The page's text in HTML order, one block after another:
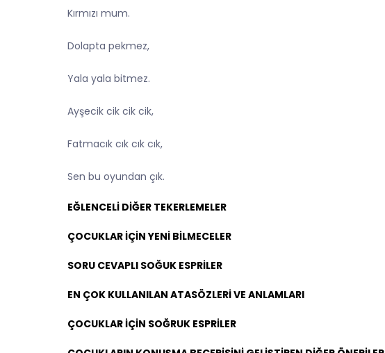
Kırmızı mum.
Dolapta pekmez,
Yala yala bitmez.
Ayşecik cik cik cik,
Fatmacık cık cık cık,
Sen bu oyundan çık.
EĞLENCELİ DİĞER TEKERLEMELER
ÇOCUKLAR İÇİN YENİ BİLMECELER
SORU CEVAPLI SOĞUK ESPRİLER
EN ÇOK KULLANILAN ATASÖZLERİ VE ANLAMLARI
ÇOCUKLAR İÇİN SOĞRUK ESPRİLER